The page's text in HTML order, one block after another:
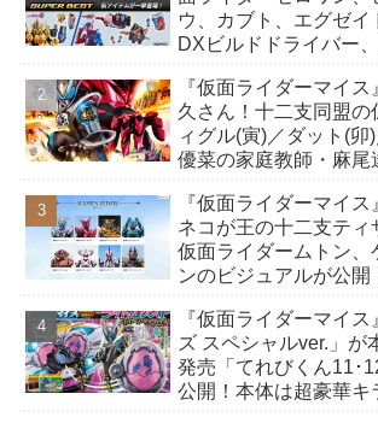
ウ、カブト、エグゼイ
DXビルドドライバー
か12点！
『仮面ライダーマイ
久さん！十二支同盟の
ィグル(寅)／ダット(卯)
優菜の家庭教師・麻尾
んも変身！
『仮面ライダーマイス
ネコが王の十二支ティ
仮面ライダームトン、
ンのビジュアルが公開
『仮面ライダーマイ
ズ スペシャルver.」が
発売「てれびくん11･
公開！本体は超豪華キ